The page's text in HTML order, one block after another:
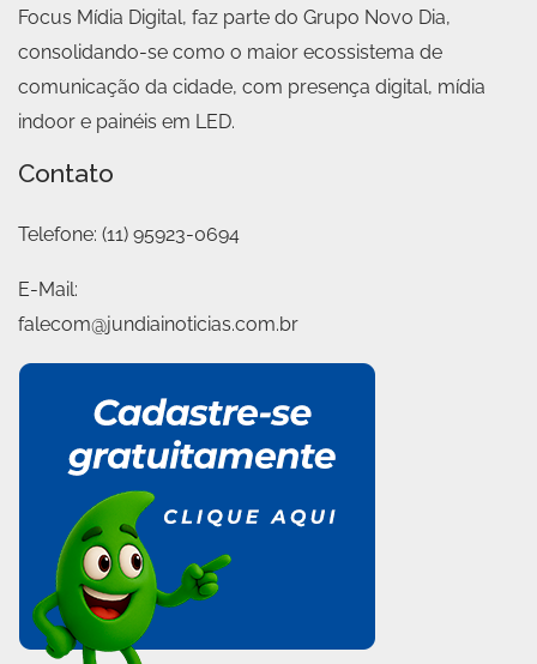
Focus Mídia Digital, faz parte do Grupo Novo Dia,
consolidando-se como o maior ecossistema de
comunicação da cidade, com presença digital, mídia
indoor e painéis em LED.
Contato
Telefone: (11) 95923-0694
E-Mail:
falecom@jundiainoticias.com.br